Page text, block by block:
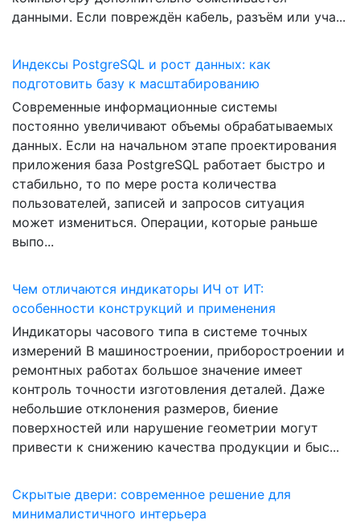
данными. Если повреждён кабель, разъём или уча...
Индексы PostgreSQL и рост данных: как
подготовить базу к масштабированию
Современные информационные системы
постоянно увеличивают объемы обрабатываемых
данных. Если на начальном этапе проектирования
приложения база PostgreSQL работает быстро и
стабильно, то по мере роста количества
пользователей, записей и запросов ситуация
может измениться. Операции, которые раньше
выпо...
Чем отличаются индикаторы ИЧ от ИТ:
особенности конструкций и применения
Индикаторы часового типа в системе точных
измерений В машиностроении, приборостроении и
ремонтных работах большое значение имеет
контроль точности изготовления деталей. Даже
небольшие отклонения размеров, биение
поверхностей или нарушение геометрии могут
привести к снижению качества продукции и быс...
Скрытые двери: современное решение для
минималистичного интерьера